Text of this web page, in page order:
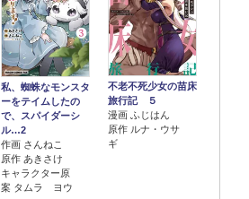
私、蜘蛛なモンスタ
ーをテイムしたの
で、スパイダーシ
ル…2
作画 さんねこ
原作 あきさけ
キャラクター原
案 タムラ ヨウ
不老不死少女の苗床
旅行記 ５
漫画 ふじはん
原作 ルナ・ウサ
ギ